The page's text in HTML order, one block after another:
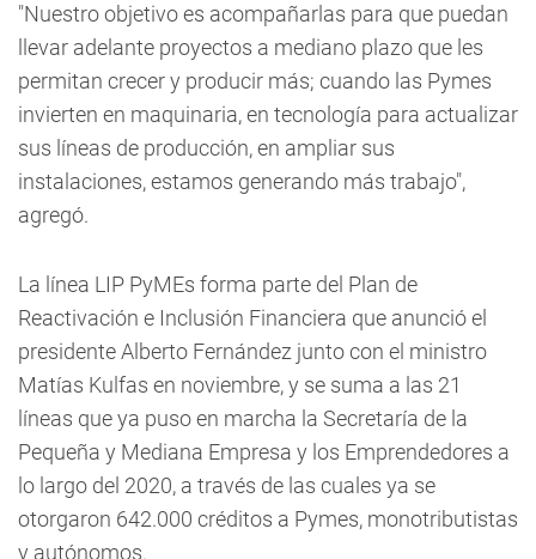
"Nuestro objetivo es acompañarlas para que puedan
llevar adelante proyectos a mediano plazo que les
permitan crecer y producir más; cuando las Pymes
invierten en maquinaria, en tecnología para actualizar
sus líneas de producción, en ampliar sus
instalaciones, estamos generando más trabajo",
agregó.
La línea LIP PyMEs forma parte del Plan de
Reactivación e Inclusión Financiera que anunció el
presidente Alberto Fernández junto con el ministro
Matías Kulfas en noviembre, y se suma a las 21
líneas que ya puso en marcha la Secretaría de la
Pequeña y Mediana Empresa y los Emprendedores a
lo largo del 2020, a través de las cuales ya se
otorgaron 642.000 créditos a Pymes, monotributistas
y autónomos.